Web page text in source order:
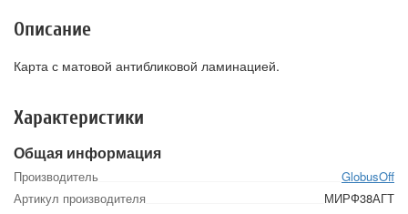
Описание
Карта с матовой антибликовой ламинацией.
Характеристики
Общая информация
Производитель
GlobusOff
Артикул производителя
МИРФ38АГТ